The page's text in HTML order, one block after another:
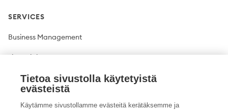
SERVICES
Business Management
Financial Management
Plant production
Tietoa sivustolla käytetyistä
evästeistä
Käytämme sivustollamme evästeitä kerätäksemme ja